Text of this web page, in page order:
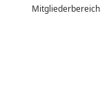
Mitgliederbereich